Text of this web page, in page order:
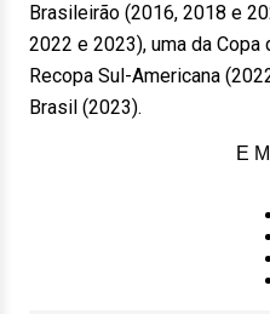
Brasileirão (2016, 2018 e
2022 e 2023), uma da Copa
Recopa Sul-Americana
Brasil (2023).
E